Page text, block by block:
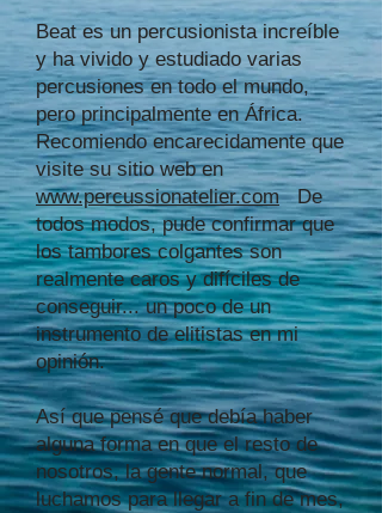
Beat es un percusionista increíble
y ha vivido y estudiado varias
percusiones en todo el mundo,
pero principalmente en África.
Recomiendo encarecidamente que
visite su sitio web en
www.percussionatelier.comDe
todos modos, pude confirmar que
los tambores colgantes son
realmente caros y difíciles de
conseguir... un poco de un
instrumento de elitistas en mi
opinión.
Así que pensé que debía haber
alguna forma en que el resto de
nosotros, la gente normal, que
luchamos para llegar a fin de mes,